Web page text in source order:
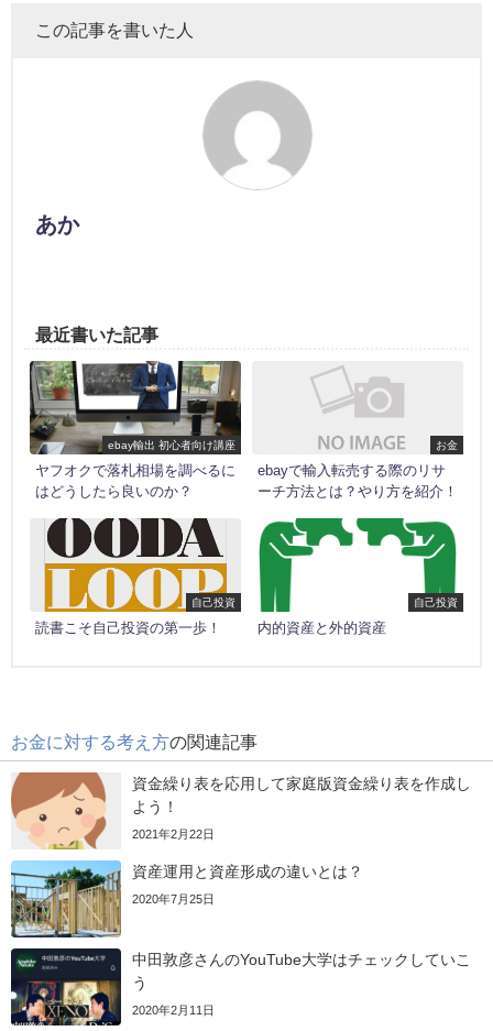
この記事を書いた人
あか
最近書いた記事
ebay輸出 初心者向け講座
ヤフオクで落札相場を調べるに
はどうしたら良いのか？
お金
ebayで輸入転売する際のリサ
ーチ方法とは？やり方を紹介！
自己投資
読書こそ自己投資の第一歩！
自己投資
内的資産と外的資産
お金に対する考え方の関連記事
資金繰り表を応用して家庭版資金繰り表を作成し
よう！
2021年2月22日
資産運用と資産形成の違いとは？
2020年7月25日
中田敦彦さんのYouTube大学はチェックしていこ
う
2020年2月11日